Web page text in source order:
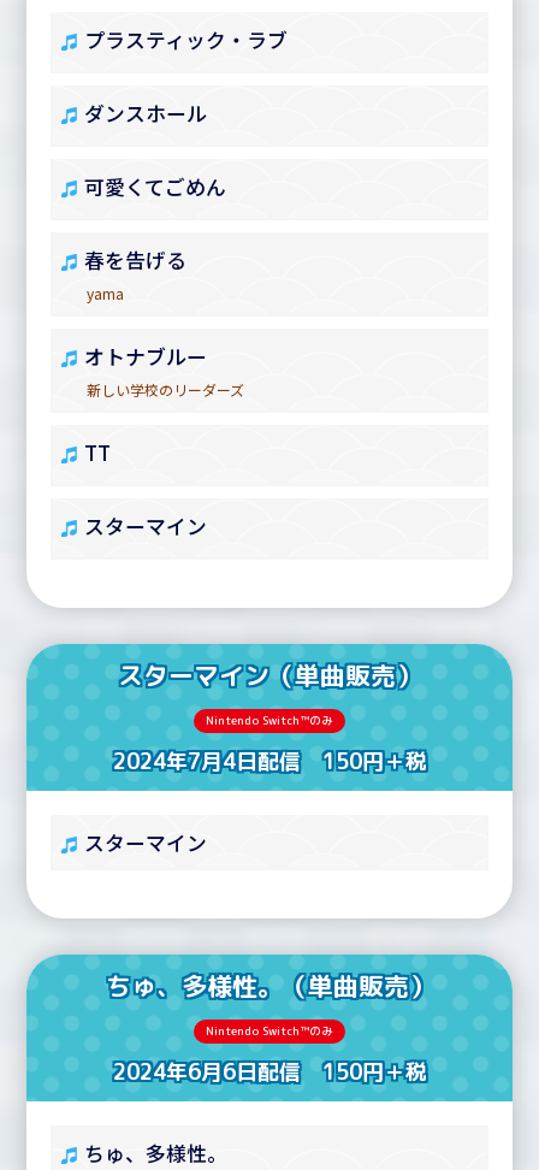
プラスティック・ラブ
ダンスホール
可愛くてごめん
春を告げる
yama
オトナブルー
新しい学校のリーダーズ
TT
スターマイン
スターマイン（単曲販売）
Nintendo Switch™のみ
2024年7月4日配信 150円＋税
スターマイン
ちゅ、多様性。（単曲販売）
Nintendo Switch™のみ
2024年6月6日配信 150円＋税
ちゅ、多様性。